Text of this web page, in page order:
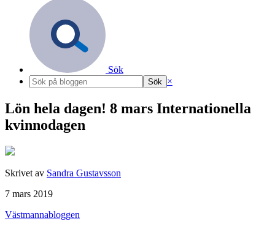
Sök
×
Lön hela dagen! 8 mars Internationella
kvinnodagen
Skrivet av Sandra Gustavsson
7 mars 2019
Västmannabloggen